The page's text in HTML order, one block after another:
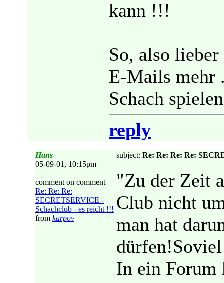
kann !!!
So, also
E-Mails mehr
Schach
reply
Hans
05-09-01, 10:15pm
comment on comment
Re: Re: Re:
SECRETSERVICE -
Schachclub - es reicht !!!
from karpov
subject: Re: Re: Re: Re:
"Zu der Zeit
Club nicht
man hat
In ein Forum